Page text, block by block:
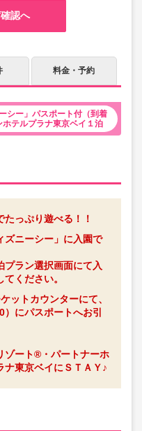
認へ
料金・予約
シー」パスポート付（到着
テルプラナ東京ベイ１泊
っぷり遊べる！！
ズニーシー」に入園で
ラン選択画面にて入
ください。
ットカウンターにて、
にパスポートへお引
ゾート®・パートナーホ
ナ東京ベイにＳＴＡＹ♪